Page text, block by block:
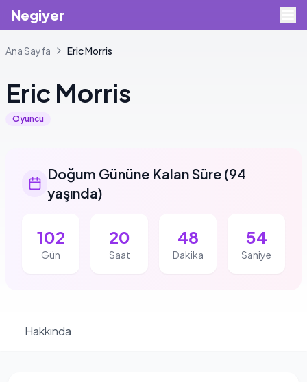
Negiyer
Ana Sayfa EricMorris
Eric Morris
Oyuncu
Doğum Gününe Kalan Süre (94
yaşında)
102
Gün
20
Saat
48
Dakika
54
Saniye
Hakkında